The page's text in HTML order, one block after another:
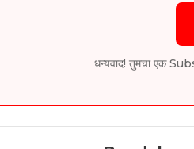
धन्यवाद! तुमचा एक